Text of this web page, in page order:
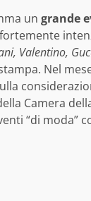
un grande
Valentino,
Nel
Camera
“di moda”